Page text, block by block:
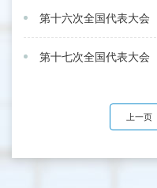
第十六次全国代表大会
第十七次全国代表大会
上一页